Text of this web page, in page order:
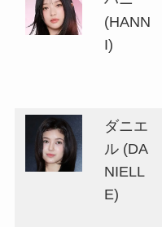
(HANN
I)
ダニエ
ル (DA
NIELL
E)